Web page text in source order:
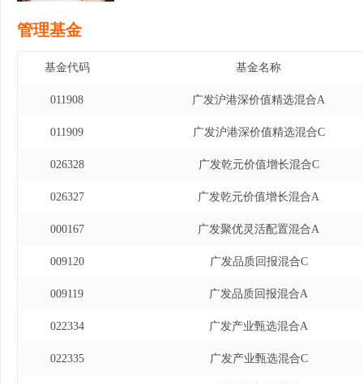
管理基金
基金代码 基金名称
011908 广发沪港深价值精选混合A
011909 广发沪港深价值精选混合C
026328 广发乾元价值增长混合C
026327 广发乾元价值增长混合A
000167 广发聚优灵活配置混合A
009120 广发品质回报混合C
009119 广发品质回报混合A
022334 广发产业甄选混合A
022335 广发产业甄选混合C